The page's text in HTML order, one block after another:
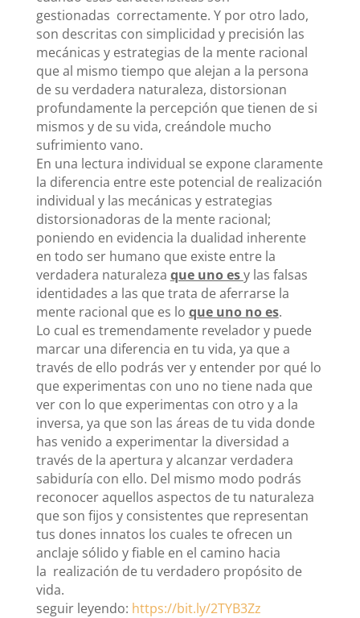
gestionadas correctamente. Y por otro lado,
son descritas con simplicidad y precisión las
mecánicas y estrategias de la mente racional
que al mismo tiempo que alejan a la persona
de su verdadera naturaleza, distorsionan
profundamente la percepción que tienen de si
mismos y de su vida, creándole mucho
sufrimiento vano.
En una lectura individual se expone claramente
la diferencia entre este potencial de realización
individual y las mecánicas y estrategias
distorsionadoras de la mente racional;
poniendo en evidencia la dualidad inherente
en todo ser humano que existe entre la
verdadera naturaleza que uno esy las falsas
identidades a las que trata de aferrarse la
mente racional que es lo que uno no es.
Lo cual es tremendamente revelador y puede
marcar una diferencia en tu vida, ya que a
través de ello podrás ver y entender por qué lo
que experimentas con uno no tiene nada que
ver con lo que experimentas con otro y a la
inversa, ya que son las áreas de tu vida donde
has venido a experimentar la diversidad a
través de la apertura y alcanzar verdadera
sabiduría con ello. Del mismo modo podrás
reconocer aquellos aspectos de tu naturaleza
que son fijos y consistentes que representan
tus dones innatos los cuales te ofrecen un
anclaje sólido y fiable en el camino hacia
la realización de tu verdadero propósito de
vida.
seguir leyendo: https://bit.ly/2TYB3Zz